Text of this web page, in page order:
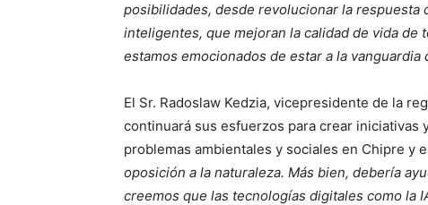
posibilidades, desde revolucionar la respuesta
inteligentes, que mejoran la calidad de vida de
estamos emocionados de estar a la
El Sr. Radoslaw Kedzia, vicepresidente de la
continuará sus esfuerzos para crear
problemas ambientales y sociales en Chipre y
oposición a la naturaleza. Más bien, debería
creemos que las tecnologías digitales como la